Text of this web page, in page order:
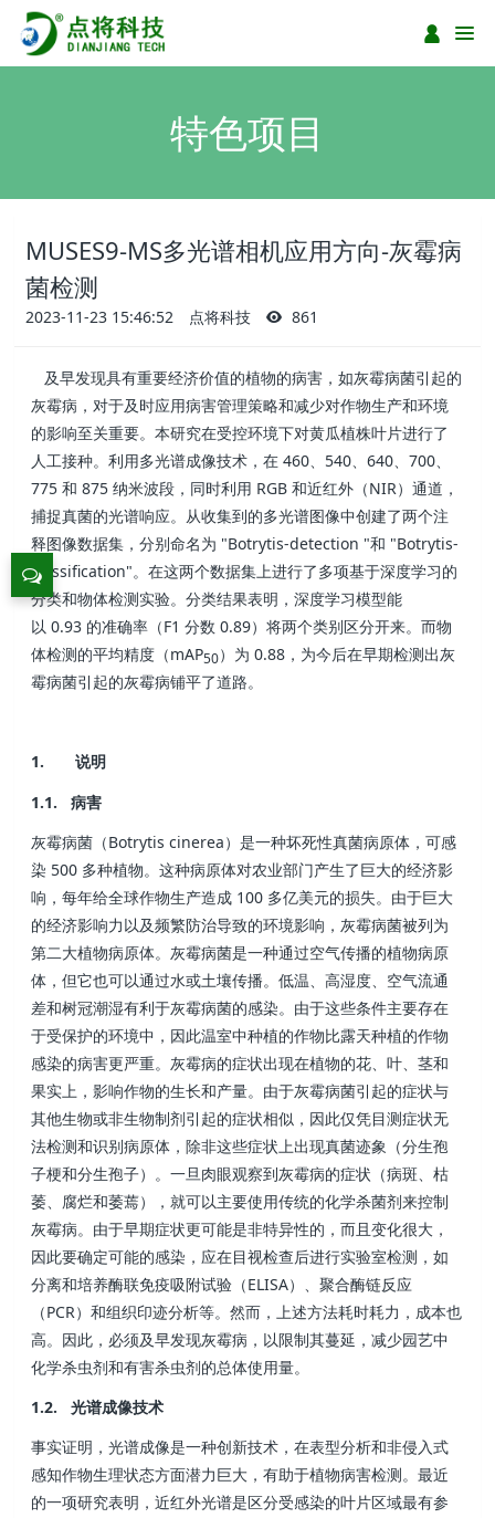
特色项目
MUSES9-MS多光谱相机应用方向-灰霉病
菌检测
2023-11-23 15:46:52 点将科技 861
及早发现具有重要经济价值的植物的病害，如灰霉病菌引起的
灰霉病，对于及时应用病害管理策略和减少对作物生产和环境
的影响至关重要。本研究在受控环境下对黄瓜植株叶片进行了
人工接种。利用多光谱成像技术，在 460、540、640、700、
775 和 875 纳米波段，同时利用 RGB 和近红外（NIR）通道，
捕捉真菌的光谱响应。从收集到的多光谱图像中创建了两个注
释图像数据集，分别命名为 "Botrytis-detection "和 "Botrytis-
classification"。在这两个数据集上进行了多项基于深度学习的
分类和物体检测实验。分类结果表明，深度学习模型能
以 0.93 的准确率（F1 分数 0.89）将两个类别区分开来。而物
体检测的平均精度（mAP50）为 0.88，为今后在早期检测出灰
霉病菌引起的灰霉病铺平了道路。
1. 说明
1.1. 病害
灰霉病菌（Botrytis cinerea）是一种坏死性真菌病原体，可感
染 500 多种植物。这种病原体对农业部门产生了巨大的经济影
响，每年给全球作物生产造成 100 多亿美元的损失。由于巨大
的经济影响力以及频繁防治导致的环境影响，灰霉病菌被列为
第二大植物病原体。灰霉病菌是一种通过空气传播的植物病原
体，但它也可以通过水或土壤传播。低温、高湿度、空气流通
差和树冠潮湿有利于灰霉病菌的感染。由于这些条件主要存在
于受保护的环境中，因此温室中种植的作物比露天种植的作物
感染的病害更严重。灰霉病的症状出现在植物的花、叶、茎和
果实上，影响作物的生长和产量。由于灰霉病菌引起的症状与
其他生物或非生物制剂引起的症状相似，因此仅凭目测症状无
法检测和识别病原体，除非这些症状上出现真菌迹象（分生孢
子梗和分生孢子）。一旦肉眼观察到灰霉病的症状（病斑、枯
萎、腐烂和萎蔫），就可以主要使用传统的化学杀菌剂来控制
灰霉病。由于早期症状更可能是非特异性的，而且变化很大，
因此要确定可能的感染，应在目视检查后进行实验室检测，如
分离和培养酶联免疫吸附试验（ELISA）、聚合酶链反应
（PCR）和组织印迹分析等。然而，上述方法耗时耗力，成本也
高。因此，必须及早发现灰霉病，以限制其蔓延，减少园艺中
化学杀虫剂和有害杀虫剂的总体使用量。
1.2. 光谱成像技术
事实证明，光谱成像是一种创新技术，在表型分析和非侵入式
感知作物生理状态方面潜力巨大，有助于植物病害检测。最近
的一项研究表明，近红外光谱是区分受感染的叶片区域最有参